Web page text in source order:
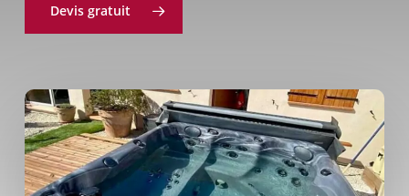
Devis gratuit